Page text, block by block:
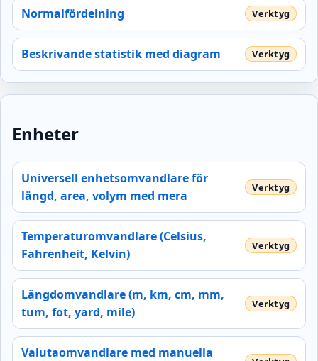
Normalfördelning
Beskrivande statistik med diagram
Enheter
Universell enhetsomvandlare för
längd, area, volym med mera
Temperaturomvandlare (Celsius,
Fahrenheit, Kelvin)
Längdomvandlare (m, km, cm, mm,
tum, fot, yard, mile)
Valutaomvandlare med manuella